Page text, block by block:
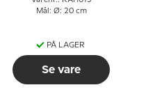
Mål: Ø: 20 cm
PÅ LAGER
Se vare